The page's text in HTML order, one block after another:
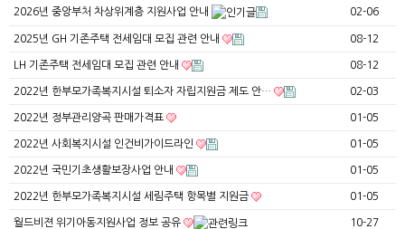
2026년 중앙부처 차상위계층 지원사업 안내 02-06
2025년 GH 기존주택 전세임대 모집 관련 안내 08-12
LH 기존주택 전세임대 모집 관련 안내 08-12
2022년 한부모가족복지시설 퇴소자 자립지원금 제도 안… 02-03
2022년 정부관리양곡 판매가격표 01-05
2022년 사회복지시설 인건비가이드라인 01-05
2022년 국민기초생활보장사업 안내 01-05
2022년 한부모가족복지시설 세림주택 항목별 지원금 01-05
월드비젼 위기아동지원사업 정보 공유 10-27